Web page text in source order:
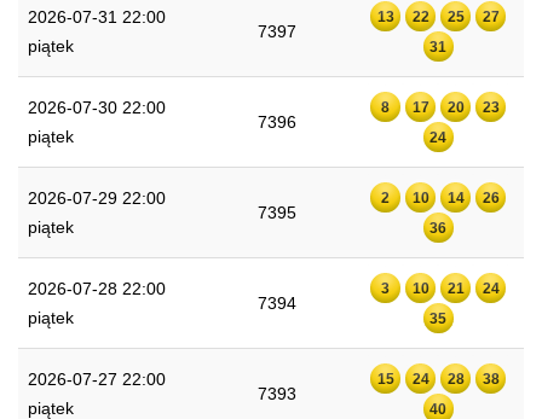
2026-07-31 22:00
piątek
7397
13 22 25
27
31
2026-07-30 22:00
piątek
7396
8 17 20
23
24
2026-07-29 22:00
piątek
7395
2 10 14
26
36
2026-07-28 22:00
piątek
7394
3 10 21
24
35
2026-07-27 22:00
piątek
7393
15 24 28
38
40